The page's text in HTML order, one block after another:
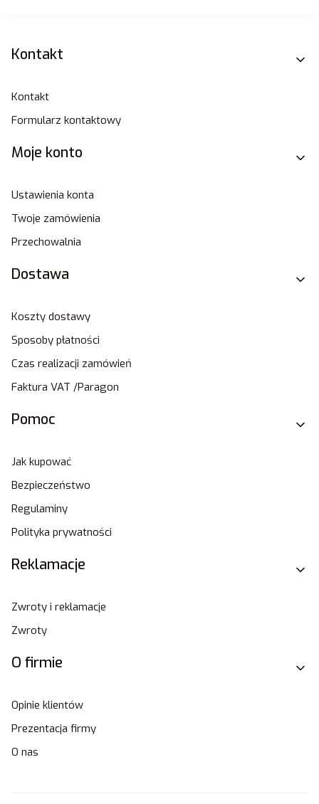
Linki w stopce
Kontakt
Kontakt
Formularz kontaktowy
Moje konto
Ustawienia konta
Twoje zamówienia
Przechowalnia
Dostawa
Koszty dostawy
Sposoby płatności
Czas realizacji zamówień
Faktura VAT /Paragon
Pomoc
Jak kupować
Bezpieczeństwo
Regulaminy
Polityka prywatności
Reklamacje
Zwroty i reklamacje
Zwroty
O firmie
Opinie klientów
Prezentacja firmy
O nas